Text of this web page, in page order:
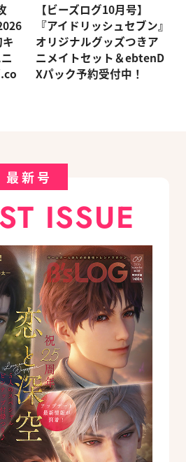
【ビーズログ10月号】
『アイドリッシュセブン』
オリジナルグッズつきア
ニメイトセット＆ebtenD
Xパック予約受付中！
最新号
ISSUE